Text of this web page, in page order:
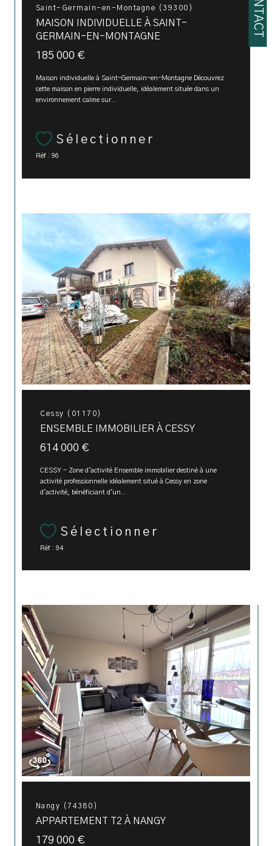
Saint-Germain-en-Montagne (39300)
MAISON INDIVIDUELLE À SAINT-
GERMAIN-EN-MONTAGNE
185 000 €
Maison individuelle à Saint-Germain-en-Montagne Découvrez
cette maison en pierre individuelle, idéalement située dans un
environnement calme sur...
Sélectionner
Réf : 96
Cessy (01170)
ENSEMBLE IMMOBILIER À CESSY
614 000 €
CESSY - Zone d'activité Ensemble immobilier destiné à une
activité professionnelle idéalement situé à Cessy en zone
d'activité, bénéficiant d'un...
Sélectionner
Réf : 94
Nangy (74380)
APPARTEMENT T2 À NANGY
179 000 €